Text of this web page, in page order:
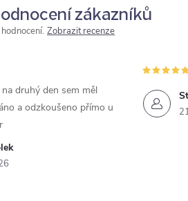
zákazníků
Zobrazit recenze
druhý den sem měl
a odzkoušeno přímo u